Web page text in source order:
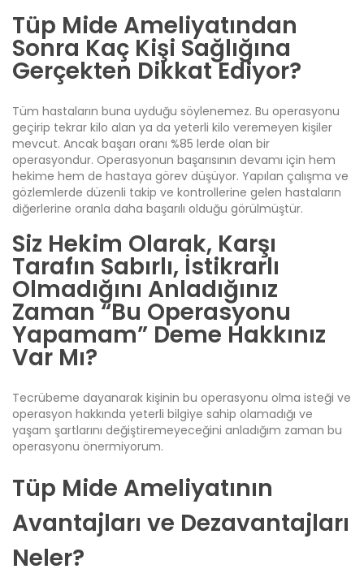
Tüp Mide Ameliyatından
Sonra Kaç Kişi Sağlığına
Gerçekten Dikkat Ediyor?
Tüm hastaların buna uyduğu söylenemez. Bu operasyonu
geçirip tekrar kilo alan ya da yeterli kilo veremeyen kişiler
mevcut. Ancak başarı oranı %85 lerde olan bir
operasyondur. Operasyonun başarısının devamı için hem
hekime hem de hastaya görev düşüyor. Yapılan çalışma ve
gözlemlerde düzenli takip ve kontrollerine gelen hastaların
diğerlerine oranla daha başarılı olduğu görülmüştür.
Siz Hekim Olarak, Karşı
Tarafın Sabırlı, İstikrarlı
Olmadığını Anladığınız
Zaman “Bu Operasyonu
Yapamam” Deme Hakkınız
Var Mı?
Tecrübeme dayanarak kişinin bu operasyonu olma isteği ve
operasyon hakkında yeterli bilgiye sahip olamadığı ve
yaşam şartlarını değiştiremeyeceğini anladığım zaman bu
operasyonu önermiyorum.
Tüp Mide Ameliyatının
Avantajları ve Dezavantajları
Neler?